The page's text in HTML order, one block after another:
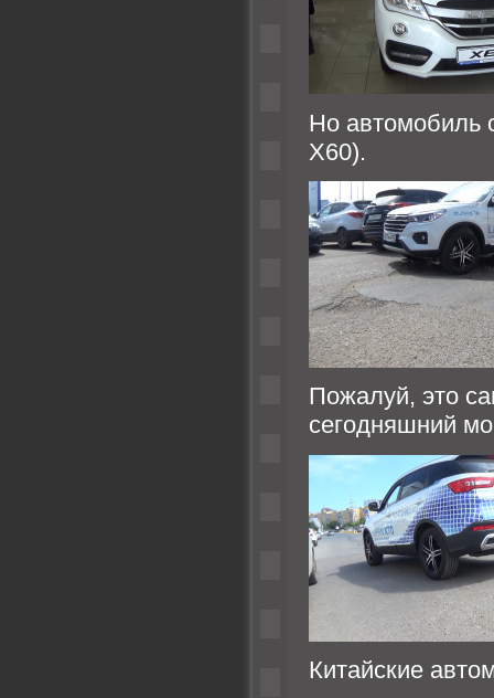
Но автомобиль
Х60).
Пожалуй, это
сегодняшний
Китайские